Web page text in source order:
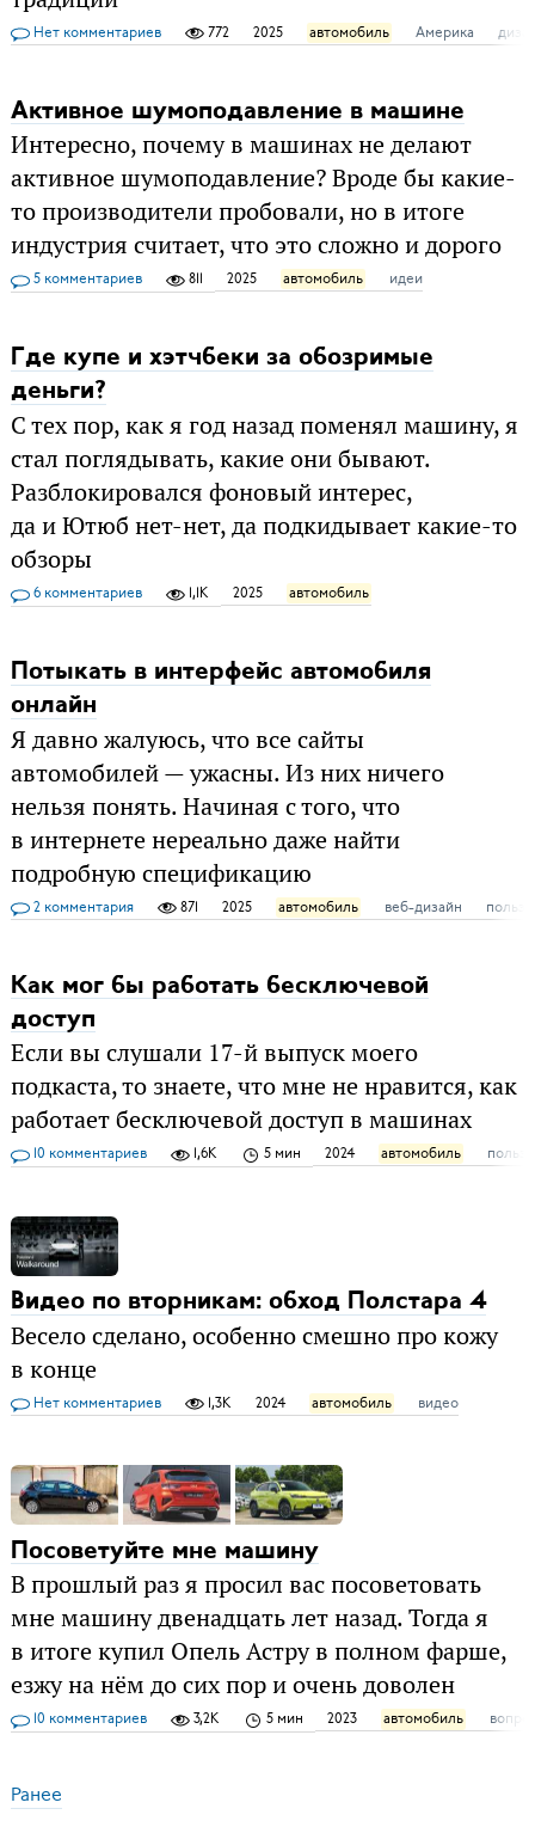
Нет комментариев 772 2025 автомобиль Америка
Активное шумоподавление в машине
Интересно, почему в машинах не делают
активное шумоподавление? Вроде бы какие-
то производители пробовали, но в итоге
индустрия считает, что это сложно и дорого
5 комментариев 811 2025 автомобиль идеи
Где купе и хэтчбеки за обозримые
деньги?
С тех пор, как я год назад поменял машину, я
стал поглядывать, какие они бывают.
Разблокировался фоновый интерес,
да и Ютюб нет-нет, да подкидывает какие-то
обзоры
6 комментариев 1,1K 2025 автомобиль
Потыкать в интерфейс автомобиля
онлайн
Я давно жалуюсь, что все сайты
автомобилей — ужасны. Из них ничего
нельзя понять. Начиная с того, что
в интернете нереально даже найти
подробную спецификацию
2 комментария 871 2025 автомобиль веб-дизайн
Как мог бы работать бесключевой
доступ
Если вы слушали 17-й выпуск моего
подкаста, то знаете, что мне не нравится, как
работает бесключевой доступ в машинах
10 комментариев 1,6K 5 мин 2024 автомобиль
Видео по вторникам: обход Полстара 4
Весело сделано, особенно смешно про кожу
в конце
Нет комментариев 1,3K 2024 автомобиль видео
Посоветуйте мне машину
В прошлый раз я просил вас посоветовать
мне машину двенадцать лет назад. Тогда я
в итоге купил Опель Астру в полном фарше,
езжу на нём до сих пор и очень доволен
10 комментариев 3,2K 5 мин 2023 автомобиль
Ранее